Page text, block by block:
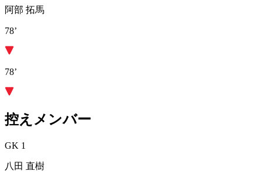
阿部 拓馬
78’
78’
控えメンバー
GK 1
八田 直樹